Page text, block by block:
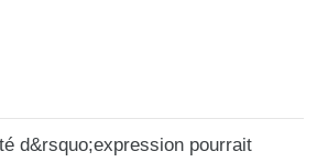
d&rsquo;expression pourrait